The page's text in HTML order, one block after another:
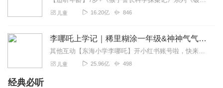
儿童 16.20亿 846
李哪吒上学记｜稀里糊涂一年级&神神气气二年级
其他互动【东海小学李哪吒】开小红书账号啦，快来关注和李哪吒成为好朋友！有机会免费领儿童会员、官方周边！【点击加入】东海小学广播站圈子，更多互动！李哪吒全新冒险番...
儿童 25.96亿 498
经典必听